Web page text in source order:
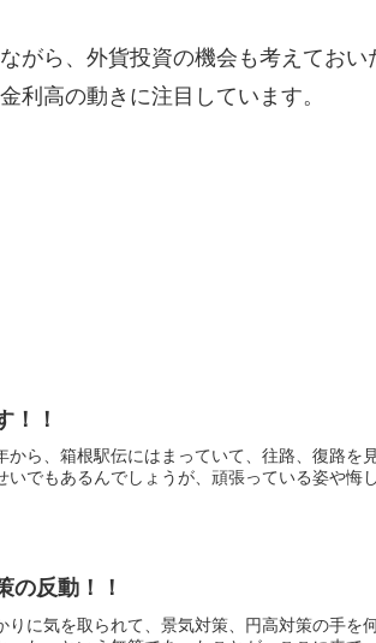
ら、外貨投資の機会も考えておい
利高の動きに注目しています。
！！
ら、箱根駅伝にはまっていて、往路、復路を
でもあるんでしょうが、頑張っている姿や悔
の反動！！
りに気を取られて、景気対策、円高対策の手を